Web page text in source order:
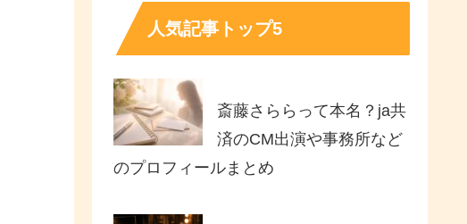
人気記事トップ5
斎藤さららって本名？ja共
済のCM出演や事務所など
のプロフィールまとめ